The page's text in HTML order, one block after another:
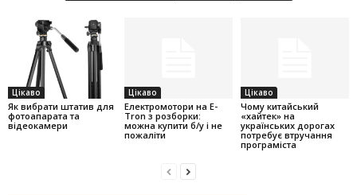
Цікаво
Як вибрати штатив для
фотоапарата та
відеокамери
Цікаво
Електромотори на E-
Tron з розборки:
можна купити б/у і не
пожаліти
Цікаво
Чому китайський
«хайтек» на
українських дорогах
потребує втручання
програміста